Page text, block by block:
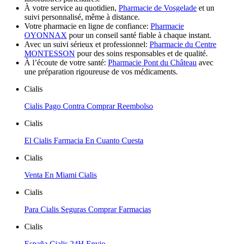
À votre service au quotidien, Pharmacie de Vosgelade et un
suivi personnalisé, même à distance.
Votre pharmacie en ligne de confiance: Pharmacie
OYONNAX pour un conseil santé fiable à chaque instant.
Avec un suivi sérieux et professionnel: Pharmacie du Centre
MONTESSON pour des soins responsables et de qualité.
À l’écoute de votre santé: Pharmacie Pont du Château avec
une préparation rigoureuse de vos médicaments.
Cialis
Cialis Pago Contra Comprar Reembolso
Cialis
El Cialis Farmacia En Cuanto Cuesta
Cialis
Venta En Miami Cialis
Cialis
Para Cialis Seguras Comprar Farmacias
Cialis